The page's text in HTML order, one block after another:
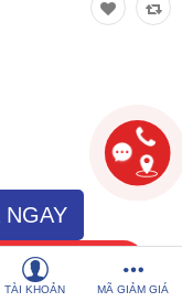
TÀI KHOẢN MÃ GIẢM GIÁ